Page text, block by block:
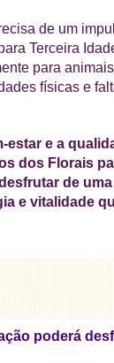
de um
Terceira
para
físicas e
estar e a
dos Florais
de
e vitalidade
poderá